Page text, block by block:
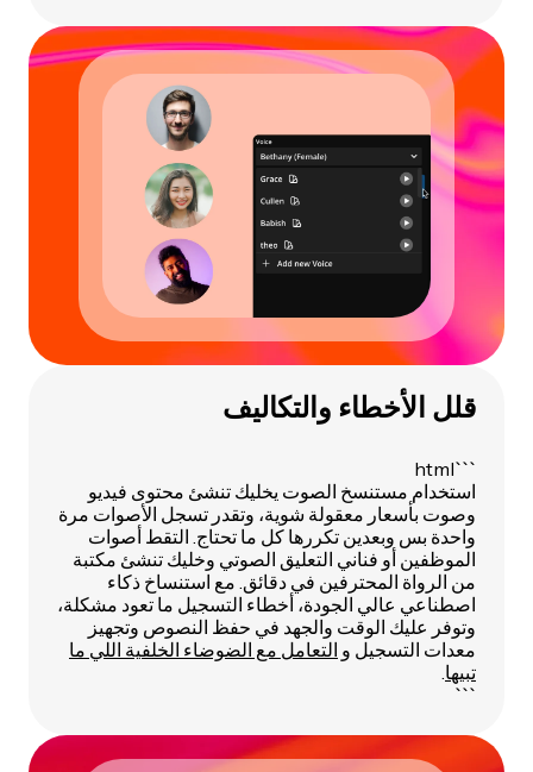
قلل الأخطاء والتكاليف
```html
استخدام مستنسخ الصوت يخليك تنشئ محتوى فيديو
وصوت بأسعار معقولة شوية، وتقدر تسجل الأصوات مرة
واحدة بس وبعدين تكررها كل ما تحتاج. التقط أصوات
الموظفين أو فناني التعليق الصوتي وخليك تنشئ مكتبة
من الرواة المحترفين في دقائق. مع استنساخ ذكاء
اصطناعي عالي الجودة، أخطاء التسجيل ما تعود مشكلة،
وتوفر عليك الوقت والجهد في حفظ النصوص وتجهيز
معدات التسجيل و التعامل مع الضوضاء الخلفية اللي ما
تبيها
```